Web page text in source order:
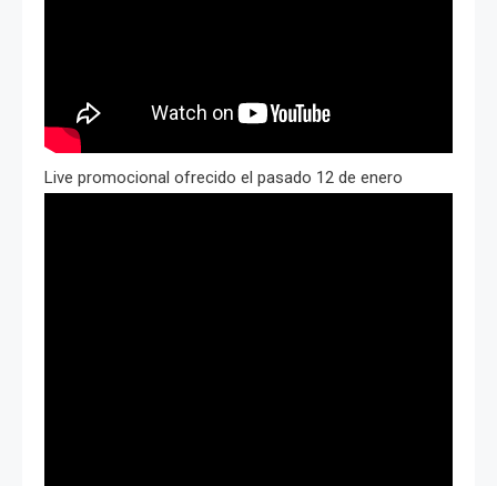
Live promocional ofrecido el pasado 12 de enero